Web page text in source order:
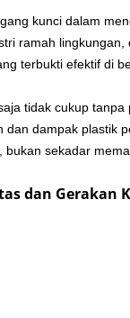
kunci dalam
ramah
terbukti efektif di
tidak cukup
dan dampak plastik
bukan sekadar
dan Gerakan